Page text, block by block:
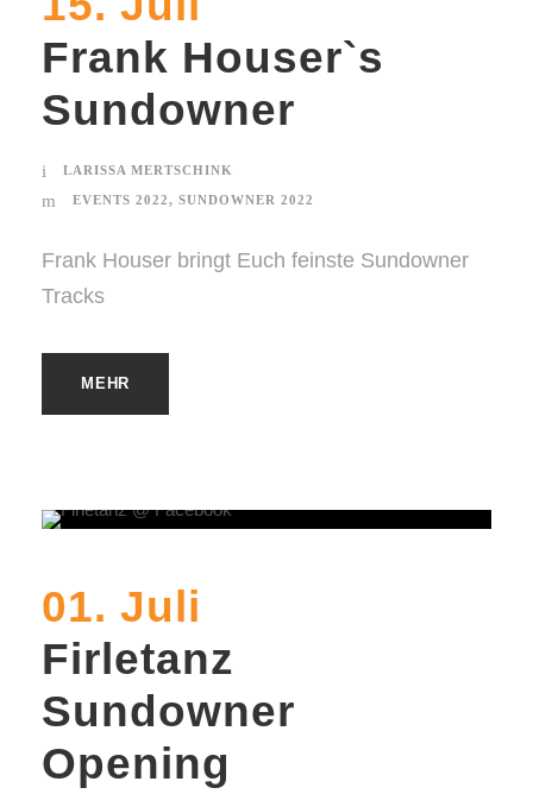
Frank Houser`s
Sundowner
LARISSA MERTSCHINK
EVENTS 2022, SUNDOWNER 2022
Frank Houser bringt Euch feinste Sundowner
Tracks
MEHR
01. Juli
Firletanz
Sundowner
Opening